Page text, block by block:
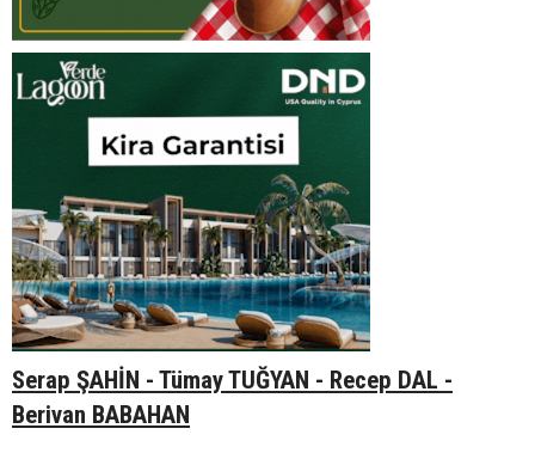
Serap ŞAHİN - Tümay TUĞYAN - Recep DAL -
Berivan BABAHAN